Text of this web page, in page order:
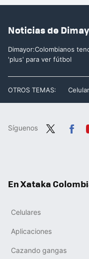
Noticias de
Dimayor:Colombianos
'plus' para ver fútbol
OTROS TEMAS:
Síguenos
En Xataka
Celulares
Aplicaciones
Cazando gangas